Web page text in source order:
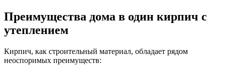
Преимущества дома в один кирпич с
утеплением
Кирпич, как строительный материал, обладает рядом
неоспоримых преимуществ: